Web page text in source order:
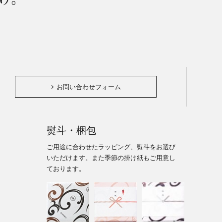
お問い合わせフォーム
熨斗・梱包
ご用途に合わせたラッピング、熨斗をお選び
いただけます。また季節の掛け紙もご用意し
ております。